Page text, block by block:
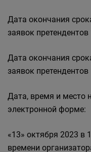
Дата окончания
заявок
Дата окончания
заявок
Дата, время и место
электронной форме:
«13» октября 2023 в
времени